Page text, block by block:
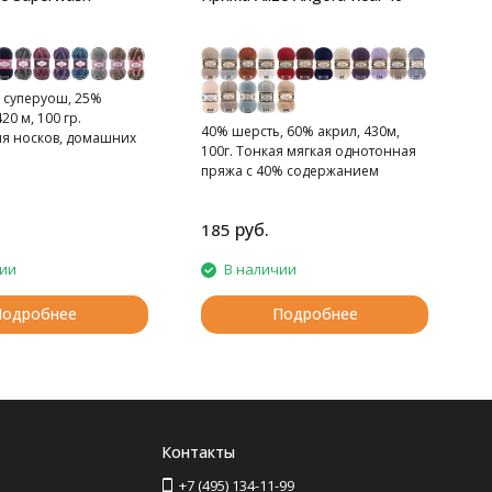
25%
м, 100 гр.
носков, домашних
40% шерсть, 60% акрил, 430м,
100г. Тонкая мягкая однотонная
пряжа с 40% содержанием
185 руб.
В наличии
Подробнее
Контакты
+7 (495) 134-11-99